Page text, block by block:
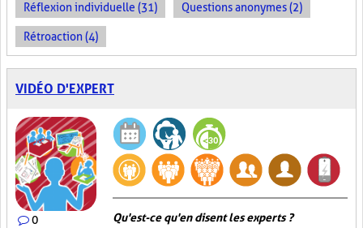
Réflexion individuelle (31) Questions anonymes (2)
Rétroaction (4)
VIDÉO D'EXPERT
0 Qu'est-ce qu'en disent les experts ?